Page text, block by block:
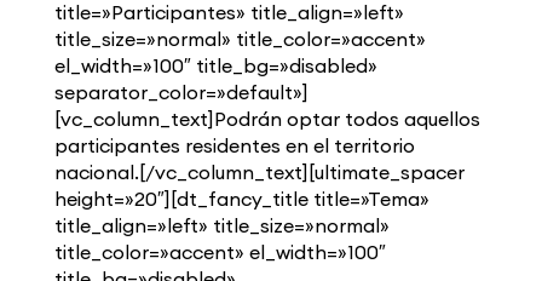
title=»Participantes» title_align=»left»
title_size=»normal» title_color=»accent»
el_width=»100″ title_bg=»disabled»
separator_color=»default»]
[vc_column_text]Podrán optar todos aquellos
participantes residentes en el territorio
nacional.[/vc_column_text][ultimate_spacer
height=»20″][dt_fancy_title title=»Tema»
title_align=»left» title_size=»normal»
title_color=»accent» el_width=»100″